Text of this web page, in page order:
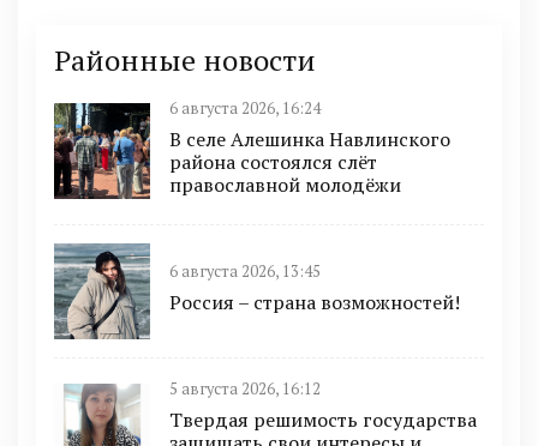
Районные новости
6 августа 2026, 16:24
В селе Алешинка Навлинского
района состоялся слёт
православной молодёжи
6 августа 2026, 13:45
Россия – страна возможностей!
5 августа 2026, 16:12
Твердая решимость государства